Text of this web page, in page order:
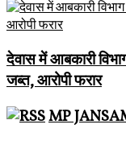
देवास में आबकारी
जब्त, आरोपी फरार
MP